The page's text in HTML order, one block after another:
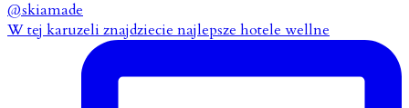
W tej karuzeli znajdziecie najlepsze hotele wellne